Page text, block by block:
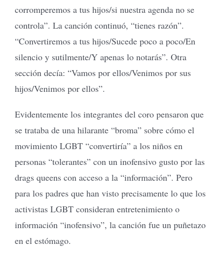
corromperemos a tus hijos/si nuestra agenda no se
controla”. La canción continuó, “tienes razón”.
“Convertiremos a tus hijos/Sucede poco a poco/En
silencio y sutilmente/Y apenas lo notarás”. Otra
sección decía: “Vamos por ellos/Venimos por sus
hijos/Venimos por ellos”.
Evidentemente los integrantes del coro pensaron que
se trataba de una hilarante “broma” sobre cómo el
movimiento LGBT “convertiría” a los niños en
personas “tolerantes” con un inofensivo gusto por las
drags queens con acceso a la “información”. Pero
para los padres que han visto precisamente lo que los
activistas LGBT consideran entretenimiento o
información “inofensivo”, la canción fue un puñetazo
en el estómago.